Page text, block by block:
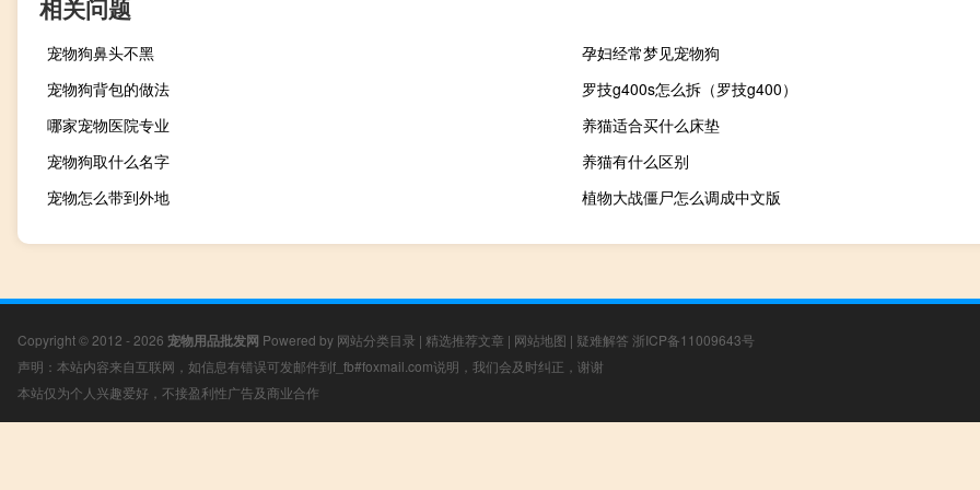
相关问题
宠物狗鼻头不黑
孕妇经常梦见宠物狗
宠物狗背包的做法
罗技g400s怎么拆（罗技g400）
哪家宠物医院专业
养猫适合买什么床垫
宠物狗取什么名字
养猫有什么区别
宠物怎么带到外地
植物大战僵尸怎么调成中文版
Copyright © 2012 - 2026 宠物用品批发网 Powered by 网站分类目录 | 精选推荐文章 | 网站地图 | 疑难解答 浙ICP备11009643号
声明：本站内容来自互联网，如信息有错误可发邮件到f_fb#foxmail.com说明，我们会及时纠正，谢谢
本站仅为个人兴趣爱好，不接盈利性广告及商业合作